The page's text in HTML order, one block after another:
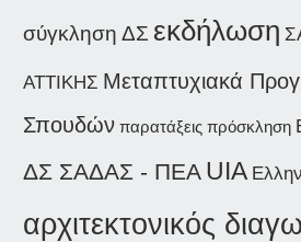
σύγκληση ΔΣ εκδήλωση
ΑΤΤΙΚΗΣ Μεταπτυχιακά
Σπουδών παρατάξεις πρόσκληση
ΔΣ ΣΑΔΑΣ - ΠΕΑ UIA
αρχιτεκτονικός